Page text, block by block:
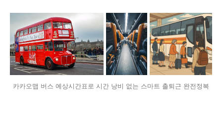
카카오맵 버스 예상시간표로 시간 낭비 없는 스마트 출퇴근 완전정복